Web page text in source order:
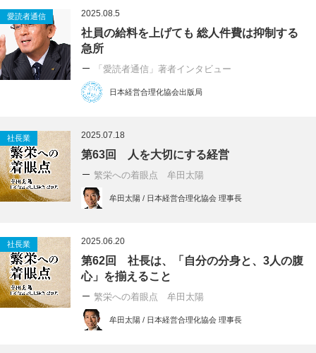
愛読者通信 2025.08.5
社員の給料を上げても 総人件費は抑制する
急所
「愛読者通信」著者インタビュー
日本経営合理化協会出版局
社長業 2025.07.18
第63回 人を大切にする経営
繁栄への着眼点 牟田太陽
牟田太陽 / 日本経営合理化協会 理事長
社長業 2025.06.20
第62回 社長は、「自分の分身と、3人の腹
心」を揃えること
繁栄への着眼点 牟田太陽
牟田太陽 / 日本経営合理化協会 理事長